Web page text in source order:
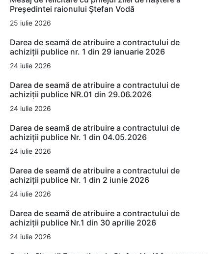
Președintei raionului Ștefan Vodă
25 iulie 2026
Darea de seamă de atribuire a contractului de
achiziții publice nr. 1 din 29 ianuarie 2026
24 iulie 2026
Darea de seamă de atribuire a contractului de
achiziții publice NR.01 din 29.06.2026
24 iulie 2026
Darea de seamă de atribuire a contractului de
achiziții publice Nr. 1 din 04.05.2026
24 iulie 2026
Darea de seamă de atribuire a contractului de
achiziții publice Nr. 1 din 2 iunie 2026
24 iulie 2026
Darea de seamă de atribuire a contractului de
achiziții publice Nr.1 din 30 aprilie 2026
24 iulie 2026